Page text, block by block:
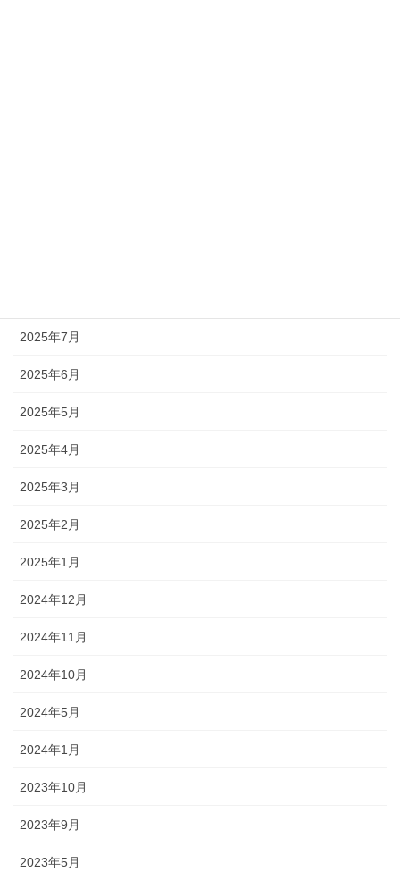
2025年7月
2025年6月
2025年5月
2025年4月
2025年3月
2025年2月
2025年1月
2024年12月
2024年11月
2024年10月
2024年5月
2024年1月
2023年10月
2023年9月
2023年5月